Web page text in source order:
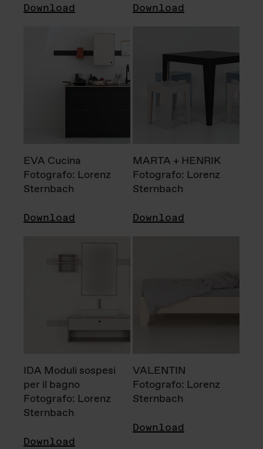
Download Download
EVA Cucina
Fotografo: Lorenz
Sternbach
Download
MARTA + HENRIK
Fotografo: Lorenz
Sternbach
Download
IDA Moduli sospesi
per il bagno
Fotografo: Lorenz
Sternbach
Download
VALENTIN
Fotografo: Lorenz
Sternbach
Download